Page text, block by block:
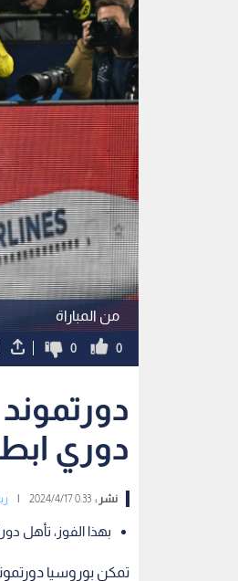
من المباراة
0
0
دوري
نشر :0:33 2024/4/17
بهذا الفوز، تأهل
تمكن بوروسيا